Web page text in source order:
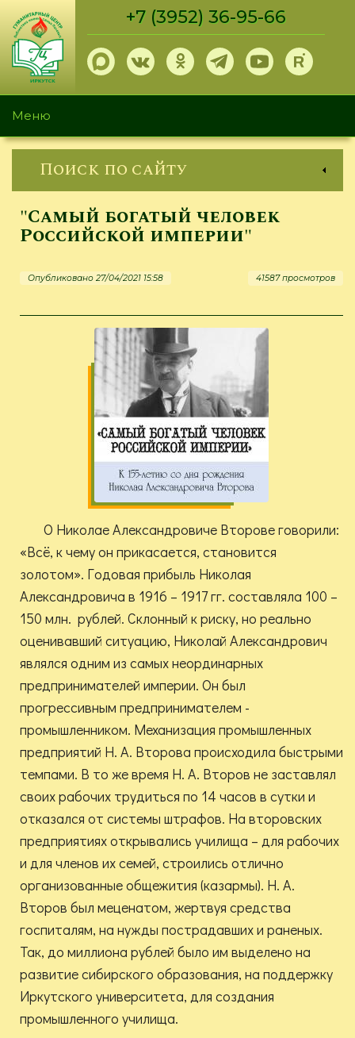
Перейти
основному
содержанию
+7 (3952) 36-95-66
Меню
Поиск по сайту
"Самый богатый человек
Российской империи"
Опубликовано 27/04/2021 15:58 41587 просмотров
О Николае Александровиче Второве говорили:
«Всё, к чему он прикасается, становится
золотом». Годовая прибыль Николая
Александровича в 1916 – 1917 гг. составляла 100 –
150 млн. рублей. Склонный к риску, но реально
оценивавший ситуацию, Николай Александрович
являлся одним из самых неординарных
предпринимателей империи. Он был
прогрессивным предпринимателем -
промышленником. Механизация промышленных
предприятий Н. А. Второва происходила быстрыми
темпами. В то же время Н. А. Второв не заставлял
своих рабочих трудиться по 14 часов в сутки и
отказался от системы штрафов. На второвских
предприятиях открывались училища – для рабочих
и для членов их семей, строились отлично
организованные общежития (казармы). Н. А.
Второв был меценатом, жертвуя средства
госпиталям, на нужды пострадавших и раненых.
Так, до миллиона рублей было им выделено на
развитие сибирского образования, на поддержку
Иркутского университета, для создания
промышленного училища.